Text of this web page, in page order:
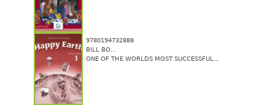
9780194732888
BILL BO...
ONE OF THE WORLDS MOST SUCCESSFUL...